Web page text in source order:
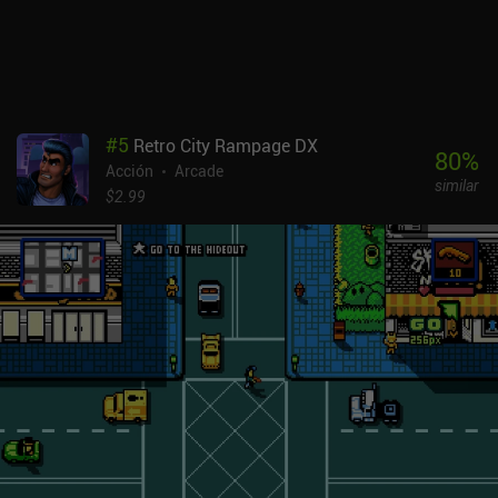
#5 Retro City Rampage DX
Acción
Arcade
$2.99
80%
similar